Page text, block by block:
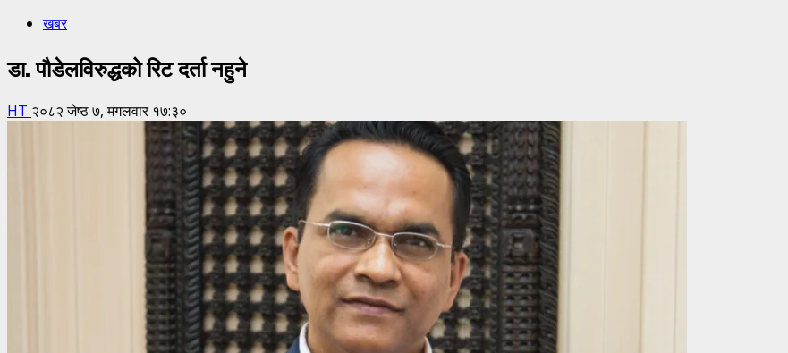
खबर
डा. पौडेलविरुद्धको रिट दर्ता नहुने
HT २०८२ जेष्ठ ७, मंगलवार १७:३०